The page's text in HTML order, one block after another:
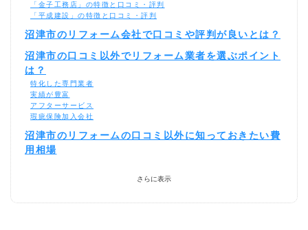
「金子工務店」の特徴と口コミ・評判
「平成建設」の特徴と口コミ・評判
沼津市のリフォーム会社で口コミや評判が良いとは？
沼津市の口コミ以外でリフォーム業者を選ぶポイント
は？
特化した専門業者
実績が豊富
アフターサービス
瑕疵保険加入会社
沼津市のリフォームの口コミ以外に知っておきたい費
用相場
さらに表示